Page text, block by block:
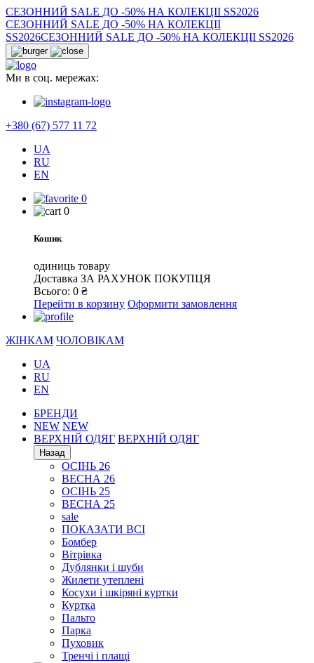
СЕЗОННИЙ SALE ДО -50% НА КОЛЕКЦІІ SS2026
СЕЗОННИЙ SALE ДО -50% НА КОЛЕКЦІІ
SS2026СЕЗОННИЙ SALE ДО -50% НА КОЛЕКЦІІ SS2026
Ми в соц. мережах:
+380 (67) 577 11 72
UA
RU
EN
0
0
Кошик
одиниць товару
Доставка ЗА РАХУНОК ПОКУПЦЯ
Всього: 0 ₴
Перейти в корзину Оформити замовлення
ЖІНКАМ ЧОЛОВІКАМ
UA
RU
EN
БРЕНДИ
NEW NEW
ВЕРХНІЙ ОДЯГ ВЕРХНІЙ ОДЯГ
Назад
ОСІНЬ 26
ВЕСНА 26
ОСІНЬ 25
ВЕСНА 25
sale
ПОКАЗАТИ ВСІ
Бомбер
Вітрівка
Дублянки і шуби
Жилети утеплені
Косухи і шкіряні куртки
Куртка
Пальто
Парка
Пуховик
Тренчі і плащі